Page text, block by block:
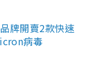
牌開賣2款快速
病毒